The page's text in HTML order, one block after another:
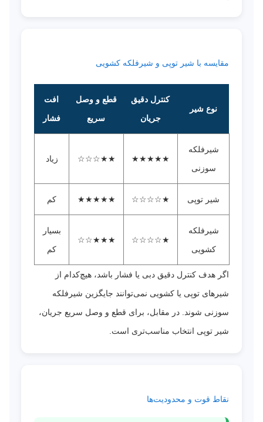
مقایسه با شیر توپی و شیرفلکه کشویی
نوع شیر
کنترل دقیق
جریان
قطع و وصل
سریع
افت
فشار
شیرفلکه
سوزنی
★★★★★
★★☆☆☆ زیاد
شیر توپی ★☆☆☆☆
★★★★★ کم
شیرفلکه
کشویی
★☆☆☆☆
★★★☆☆
بسیار
کم
اگر هدف کنترل دقیق دبی یا فشار باشد، هیچ‌کدام از
شیرهای توپی یا کشویی نمی‌توانند جایگزین شیرفلکه
سوزنی شوند. در مقابل، برای قطع و وصل سریع جریان،
شیر توپی انتخاب مناسب‌تری است.
نقاط قوت و محدودیت‌ها